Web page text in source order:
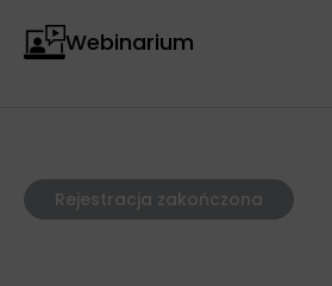
Webinarium
Rejestracja zakończona